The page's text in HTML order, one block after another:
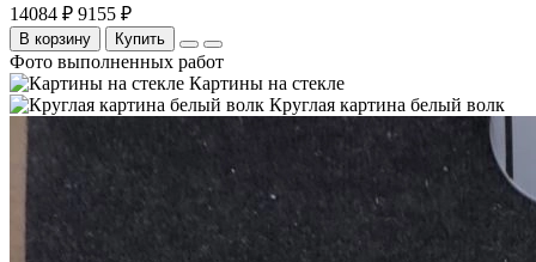
14084 ₽ 9155 ₽
В корзину Купить
Фото выполненных работ
Картины на стекле
Круглая картина белый волк